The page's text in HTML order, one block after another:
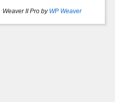
Weaver II Pro by WP Weaver